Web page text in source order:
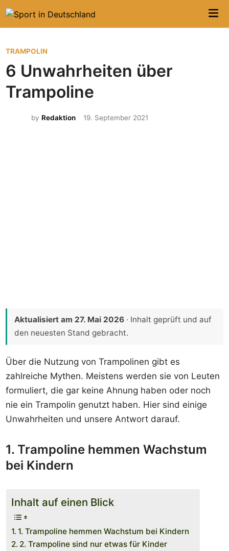
Skip
to
content
P
o
s
TRAMPOLIN
6 Unwahrheiten über
Trampoline
by Redaktion 19. September 2021
Aktualisiert am 27. Mai 2026· Inhalt geprüft und auf
den neuesten Stand gebracht.
Über die Nutzung von Trampolinen gibt es
zahlreiche Mythen. Meistens werden sie von Leuten
formuliert, die gar keine Ahnung haben oder noch
nie ein Trampolin genutzt haben. Hier sind einige
Unwahrheiten und unsere Antwort darauf.
1. Trampoline hemmen Wachstum
bei Kindern
Inhalt auf einen Blick
1. Trampoline hemmen Wachstum bei Kindern
2. Trampoline sind nur etwas für Kinder